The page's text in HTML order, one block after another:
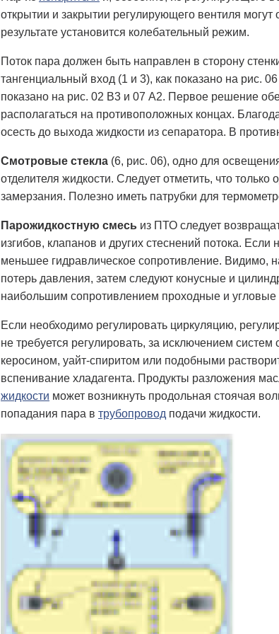
открытии и закрытии регулирующего вентиля
результате установится колебательный режим.
Поток пара должен быть направлен в сторону
тангенциальный вход (1 и 3), как показано на рис.
показано на рис. 02 В3 и 07 А2. Первое решение
располагаться на противоположных концах.
осесть до выхода жидкости из сепаратора. В
Смотровые стекла (6, рис. 06), одно для
отделителя жидкости. Следует отметить, что
замерзания. Полезно иметь патрубки для
Парожидкостную смесь из ПТО следует
изгибов, клапанов и других стеснений потока.
меньшее гидравлическое сопротивление. Видимо,
потерь давления, затем следуют конусные и
наибольшим сопротивлением проходные и
Если необходимо регулировать циркуляцию,
не требуется регулировать, за исключением
керосином, уайт-спиритом или подобными
вспенивание хладагента. Продукты разложения
жидкости может возникнуть продольная стоячая
попадания пара в трубопровод подачи жидкости.